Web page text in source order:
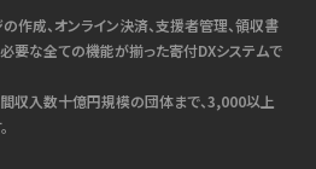
作成、オンライン決済、支援者管理、領収書
要な全ての機能が揃った寄付DXシステムで
収入数十億円規模の団体まで、3,000以上